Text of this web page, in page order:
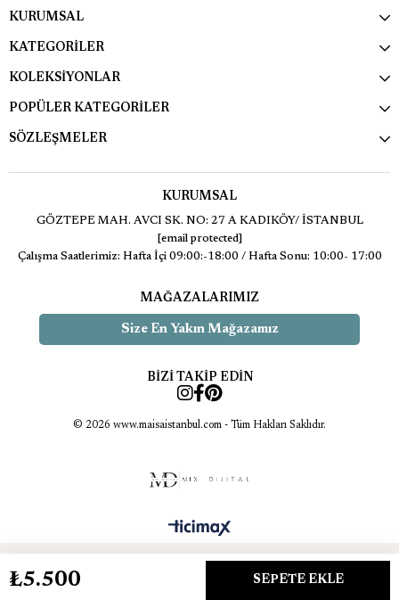
KURUMSAL
KATEGORİLER
KOLEKSİYONLAR
POPÜLER KATEGORİLER
SÖZLEŞMELER
KURUMSAL
GÖZTEPE MAH. AVCI SK. NO: 27 A KADIKÖY/ İSTANBUL
[email protected]
Çalışma Saatlerimiz: Hafta İçi 09:00:-18:00 / Hafta Sonu: 10:00- 17:00
MAĞAZALARIMIZ
Size En Yakın Mağazamız
BİZİ TAKİP EDİN
© 2026 www.maisaistanbul.com - Tüm Hakları Saklıdır.
₺5.500